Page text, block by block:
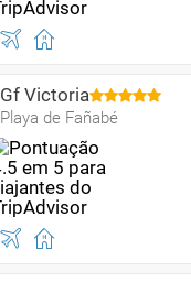
Gf Victoria
Playa de Fañabé